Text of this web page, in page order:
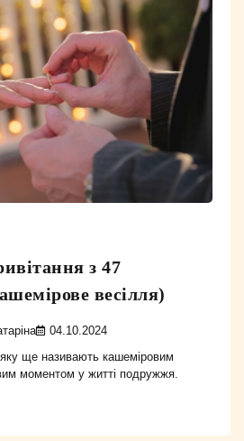
з 47
весілля)
04.10.2024
ще називають кашеміровим
моментом у житті подружжя.